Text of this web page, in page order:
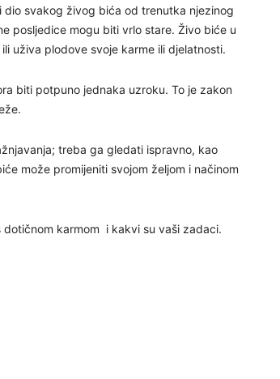
svakog živog bića od trenutka njezinog
posljedice mogu biti vrlo stare. Živo biće u
uživa plodove svoje karme ili djelatnosti.
biti potpuno jednaka uzroku. To je zakon
treba ga gledati ispravno, kao
može promijeniti svojom željom i načinom
karmom i kakvi su vaši zadaci.